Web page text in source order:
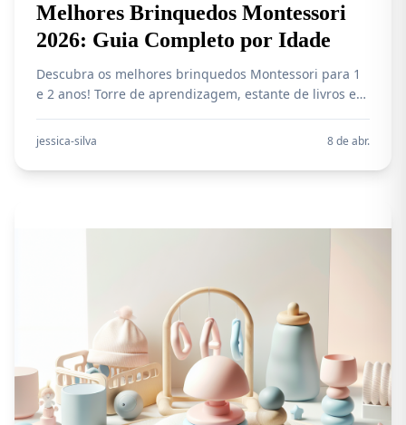
Melhores Brinquedos Montessori
2026: Guia Completo por Idade
Descubra os melhores brinquedos Montessori para 1
e 2 anos! Torre de aprendizagem, estante de livros e
e aprendizado. Análise completa e onde comprar.
jessica-silva 8 de abr.